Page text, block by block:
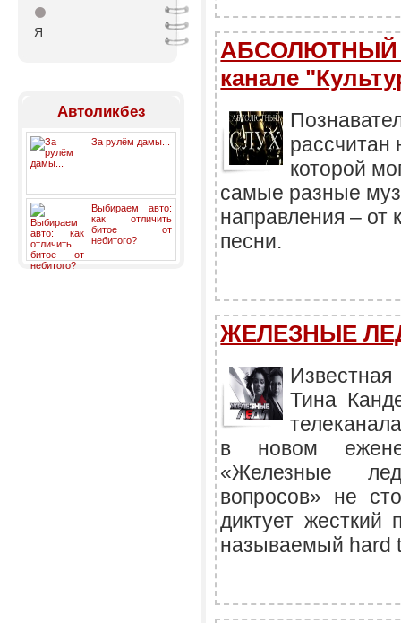
⚫
Я_________________
Автоликбез
За рулём дамы...
Выбираем авто:
как отличить
битое от
небитого?
АБСОЛЮТНЫЙ
канале
которой
самые разные
направления – от
песни.
ЖЕЛЕЗНЫЕ
Тина
в новом
«Железные
вопросов» не
диктует жесткий
называемый hard